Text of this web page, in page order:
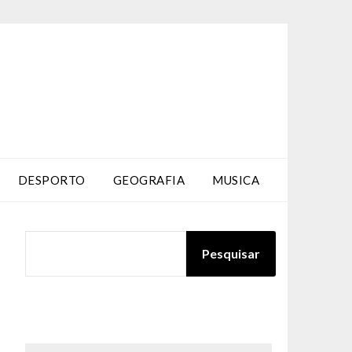
DESPORTO GEOGRAFIA MUSICA
Pesquisar